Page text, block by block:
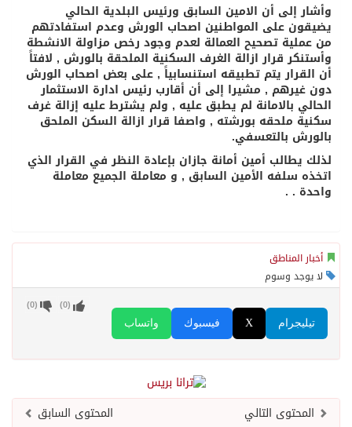
وأشار إلى أن الامين السابق ورئيس البلدية الحالي
يضيقون على المواطنين اصحاب الورش وعدم استفادتهم
من عملية تصحيح العمالة لعدم وجود رخص مزاولة الانشطة
وأستنكر قرار ازالة الغرف السكنية الملحقة بالورش , لافتاً
أن القرار يتم تطبيقه استنسابياً , على بعض اصحاب الورش
دون غيرهم , مشيرا إلى أن أقارب رئيس ادارة الاستثمار
الحالي بالامانة لم يطبق عليه , ولم يشترط عليه إزالة غرف
سكنية ملحقه بورشته , واصفا قرار ازالة السكن الملحق
بالورش بالتعسفي.
لذلك يطالب أمين أمانة جازان بإعادة النظر في القرار الذي
اتخذه سلفه الأمين السابق , و معاملة الجميع معاملة
واحدة . .
أخبار المناطق
لا يوجد وسوم
واتساب فيسبوك X تيليجرام
(
0
) (
0
)
المحتوى السابق المحتوى التالي